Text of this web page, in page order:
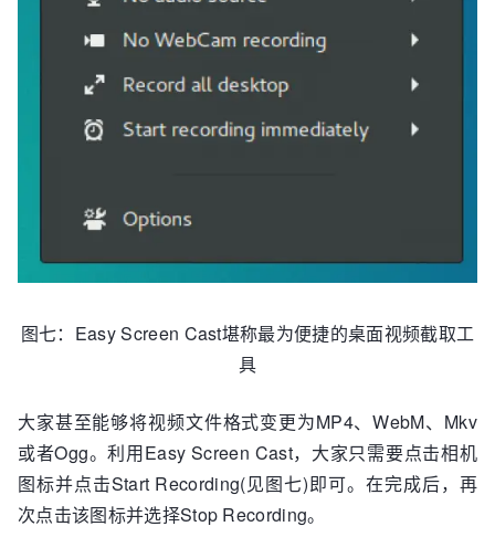
图七：Easy Screen Cast堪称最为便捷的桌面视频截取工
具
大家甚至能够将视频文件格式变更为MP4、WebM、Mkv
或者Ogg。利用Easy Screen Cast，大家只需要点击相机
图标并点击Start Recording(见图七)即可。在完成后，再
次点击该图标并选择Stop Recording。